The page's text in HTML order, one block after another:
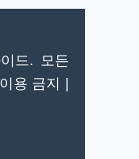
드. 모든
용 금지 |